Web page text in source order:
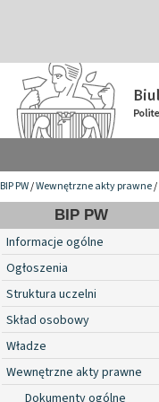
BIP PW/Wewnętrzne akty prawne/
BIP PW
Informacje ogólne
Ogłoszenia
Struktura uczelni
Skład osobowy
Władze
Wewnętrzne akty prawne
Dokumenty ogólne